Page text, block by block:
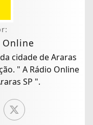
cidade de Araras
SP ".